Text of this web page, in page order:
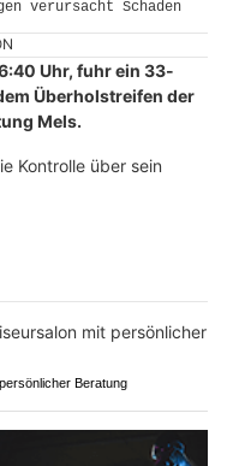
Uhr, fuhr ein 33-
Überholstreifen der
Mels.
Kontrolle über sein
Beratung